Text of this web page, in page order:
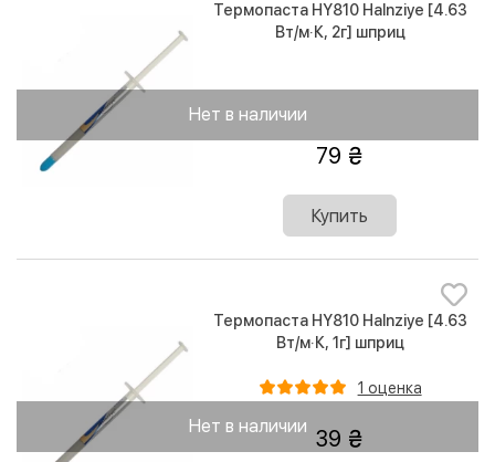
Нет в наличии
Термопаста HY810 Halnziye [4.63
Вт/м·К, 2г] шприц
79
Купить
Нет в наличии
Термопаста HY810 Halnziye [4.63
Вт/м·К, 1г] шприц
1 оценка
39